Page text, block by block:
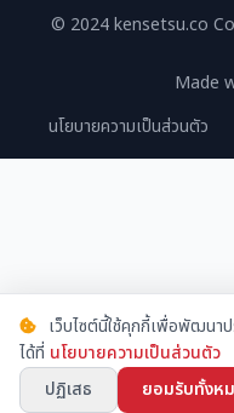
© 2024 kensetsu.co
Made
นโยบายความเป็นส่วนตัว
เว็บไซต์นี้ใช้คุกกี้เพื่อพัฒนา
ได้ที่ นโยบายความเป็นส่วนตัว
ปฏิเสธ
ยอมรับทั้งห